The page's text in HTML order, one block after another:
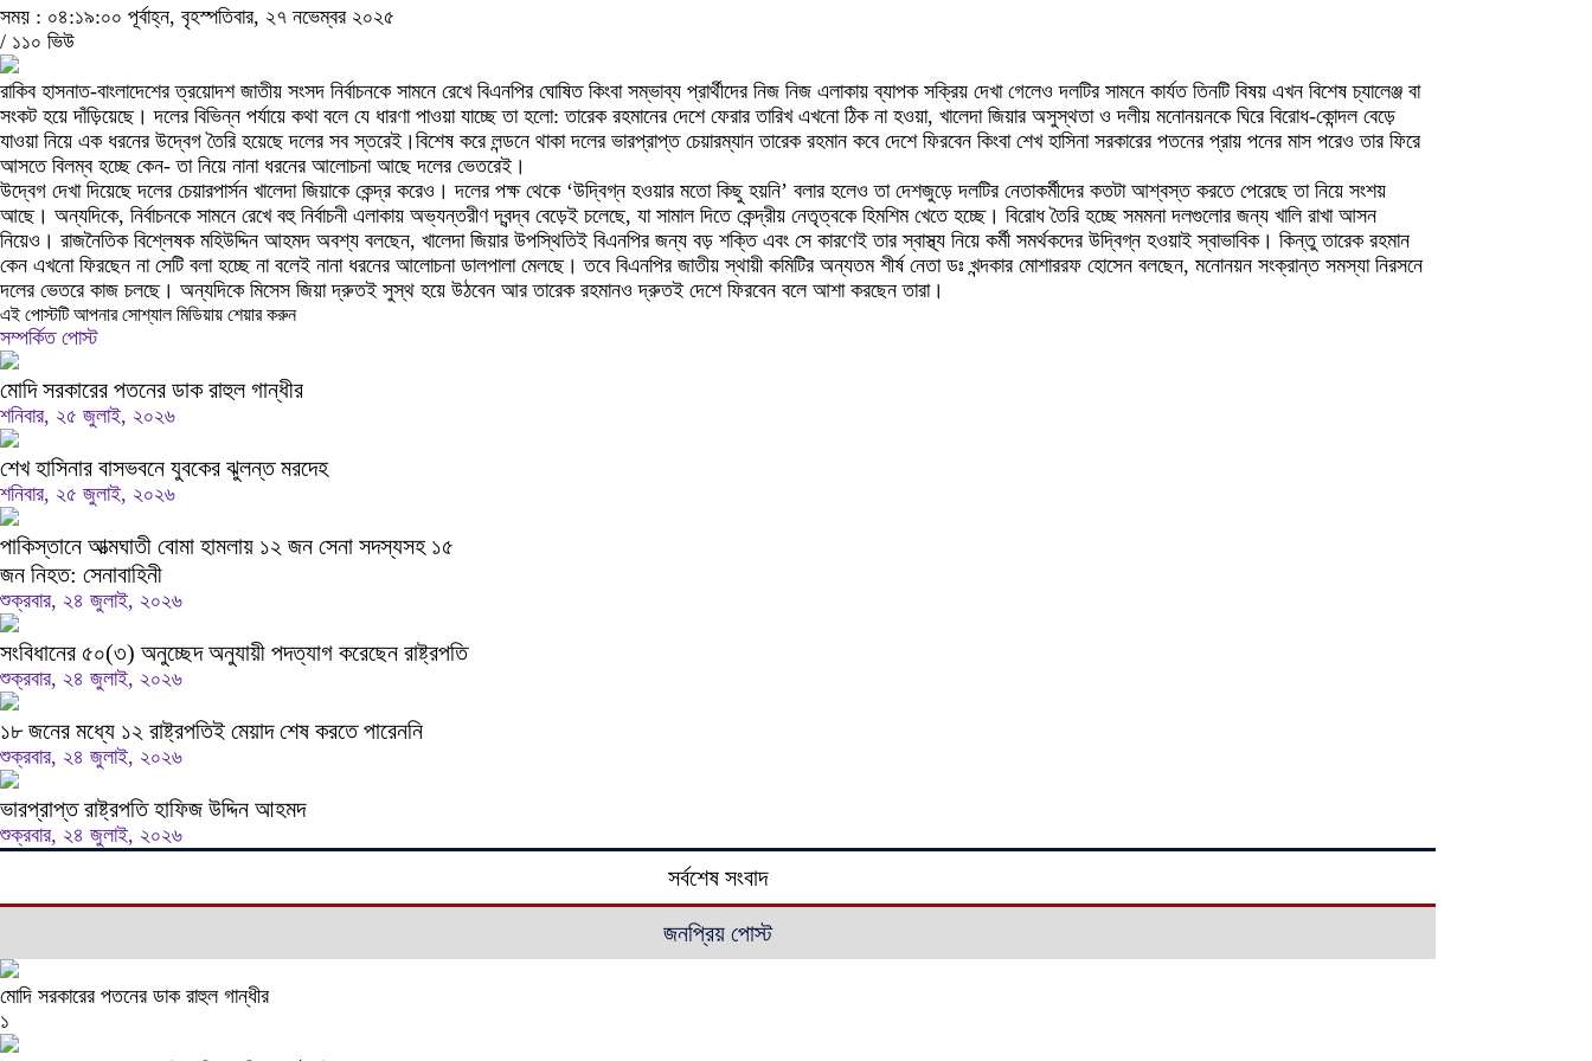
সময় : ০৪:১৯:০০ পূর্বাহ্ন, বৃহস্পতিবার, ২৭ নভেম্বর ২০২৫
/ ১১০ ভিউ
রাকিব হাসনাত-বাংলাদেশের ত্রয়োদশ জাতীয় সংসদ নির্বাচনকে সামনে রেখে বিএনপির ঘোষিত কিংবা সম্ভাব্য প্রার্থীদের নিজ নিজ এলাকায় ব্যাপক সক্রিয় দেখা গেলেও দলটির সামনে কার্যত তিনটি বিষয় এখন বিশেষ চ্যালেঞ্জ বা
সংকট হয়ে দাঁড়িয়েছে। দলের বিভিন্ন পর্যায়ে কথা বলে যে ধারণা পাওয়া যাচ্ছে তা হলো: তারেক রহমানের দেশে ফেরার তারিখ এখনো ঠিক না হওয়া, খালেদা জিয়ার অসুস্থতা ও দলীয় মনোনয়নকে ঘিরে বিরোধ-কোন্দল বেড়ে
যাওয়া নিয়ে এক ধরনের উদ্বেগ তৈরি হয়েছে দলের সব স্তরেই।বিশেষ করে লন্ডনে থাকা দলের ভারপ্রাপ্ত চেয়ারম্যান তারেক রহমান কবে দেশে ফিরবেন কিংবা শেখ হাসিনা সরকারের পতনের প্রায় পনের মাস পরেও তার ফিরে
আসতে বিলম্ব হচ্ছে কেন- তা নিয়ে নানা ধরনের আলোচনা আছে দলের ভেতরেই।
উদ্বেগ দেখা দিয়েছে দলের চেয়ারপার্সন খালেদা জিয়াকে কেন্দ্র করেও। দলের পক্ষ থেকে ‘উদ্বিগ্ন হওয়ার মতো কিছু হয়নি’ বলার হলেও তা দেশজুড়ে দলটির নেতাকর্মীদের কতটা আশ্বস্ত করতে পেরেছে তা নিয়ে সংশয়
আছে। অন্যদিকে, নির্বাচনকে সামনে রেখে বহু নির্বাচনী এলাকায় অভ্যন্তরীণ দ্বন্দ্ব বেড়েই চলেছে, যা সামাল দিতে কেন্দ্রীয় নেতৃত্বকে হিমশিম খেতে হচ্ছে। বিরোধ তৈরি হচ্ছে সমমনা দলগুলোর জন্য খালি রাখা আসন
নিয়েও। রাজনৈতিক বিশ্লেষক মহিউদ্দিন আহমদ অবশ্য বলছেন, খালেদা জিয়ার উপস্থিতিই বিএনপির জন্য বড় শক্তি এবং সে কারণেই তার স্বাস্থ্য নিয়ে কর্মী সমর্থকদের উদ্বিগ্ন হওয়াই স্বাভাবিক। কিন্তু তারেক রহমান
কেন এখনো ফিরছেন না সেটি বলা হচ্ছে না বলেই নানা ধরনের আলোচনা ডালপালা মেলছে। তবে বিএনপির জাতীয় স্থায়ী কমিটির অন্যতম শীর্ষ নেতা ডঃ খন্দকার মোশাররফ হোসেন বলছেন, মনোনয়ন সংক্রান্ত সমস্যা নিরসনে
দলের ভেতরে কাজ চলছে। অন্যদিকে মিসেস জিয়া দ্রুতই সুস্থ হয়ে উঠবেন আর তারেক রহমানও দ্রুতই দেশে ফিরবেন বলে আশা করছেন তারা।
এই পোস্টটি আপনার সোশ্যাল মিডিয়ায় শেয়ার করুন
সম্পর্কিত পোস্ট
মোদি সরকারের পতনের ডাক রাহুল গান্ধীর
শনিবার, ২৫ জুলাই, ২০২৬
শেখ হাসিনার বাসভবনে যুবকের ঝুলন্ত মরদেহ
শনিবার, ২৫ জুলাই, ২০২৬
পাকিস্তানে আত্মঘাতী বোমা হামলায় ১২ জন সেনা সদস্যসহ ১৫
জন নিহত: সেনাবাহিনী
শুক্রবার, ২৪ জুলাই, ২০২৬
সংবিধানের ৫০(৩) অনুচ্ছেদ অনুযায়ী পদত্যাগ করেছেন রাষ্ট্রপতি
শুক্রবার, ২৪ জুলাই, ২০২৬
১৮ জনের মধ্যে ১২ রাষ্ট্রপতিই মেয়াদ শেষ করতে পারেননি
শুক্রবার, ২৪ জুলাই, ২০২৬
ভারপ্রাপ্ত রাষ্ট্রপতি হাফিজ উদ্দিন আহমদ
শুক্রবার, ২৪ জুলাই, ২০২৬
সর্বশেষ সংবাদ
জনপ্রিয় পোস্ট
মোদি সরকারের পতনের ডাক রাহুল গান্ধীর
১